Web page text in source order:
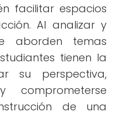
facilitar espacios
Al analizar y
aborden temas
tienen la
su perspectiva,
de una